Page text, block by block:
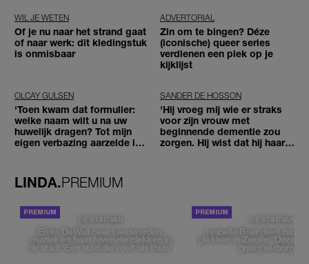
WIL JE WETEN
Of je nu naar het strand gaat
of naar werk: dit kledingstuk
is onmisbaar
ADVERTORIAL
Zin om te bingen? Déze
(iconische) queer series
verdienen een plek op je
kijklijst
OLCAY GULSEN
'Toen kwam dat formulier:
welke naam wilt u na uw
huwelijk dragen? Tot mijn
eigen verbazing aarzelde ik
SANDER DE HOSSON
'Hij vroeg mij wie er straks
voor zijn vrouw met
beginnende dementie zou
zorgen. Hij wist dat hij haar
LINDA.PREMIUM
DE STAD VAN
Elske DeWall over Leeuwarden,
muziek en haar favoriete plekken in
de stad: 'Een stad die voelt als thuis'
DE STAD VAN
Isabelle Boer deelt haar
plekken in Zwolle: 'Deze
graag verborgen'